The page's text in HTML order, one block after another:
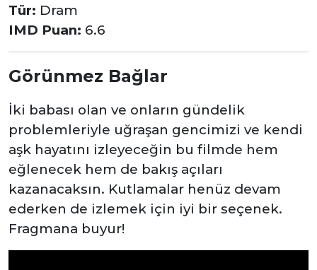
Tür: Dram
IMD Puan: 6.6
Görünmez Bağlar
İki babası olan ve onların gündelik
problemleriyle uğraşan gencimizi ve kendi
aşk hayatını izleyeceğin bu filmde hem
eğlenecek hem de bakış açıları
kazanacaksın. Kutlamalar henüz devam
ederken de izlemek için iyi bir seçenek.
Fragmana buyur!